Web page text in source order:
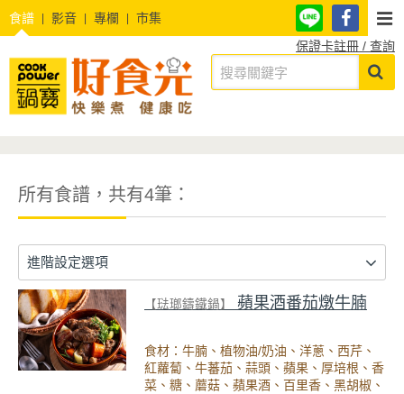
食譜 影音 專欄
市集
保證卡註冊 / 查詢
所有食譜，共有4筆：
進階設定選項
【琺瑯鑄鐵鍋】 蘋果酒番茄燉牛腩
食材：牛腩、植物油/奶油、洋蔥、西芹、
紅蘿蔔、牛蕃茄、蒜頭、蘋果、厚培根、香
菜、糖、蘑菇、蘋果酒、百里香、黑胡椒、